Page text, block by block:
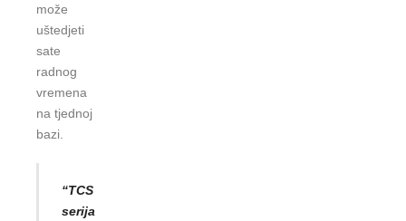
može
uštedjeti
sate
radnog
vremena
na tjednoj
bazi.
“TCS
serija